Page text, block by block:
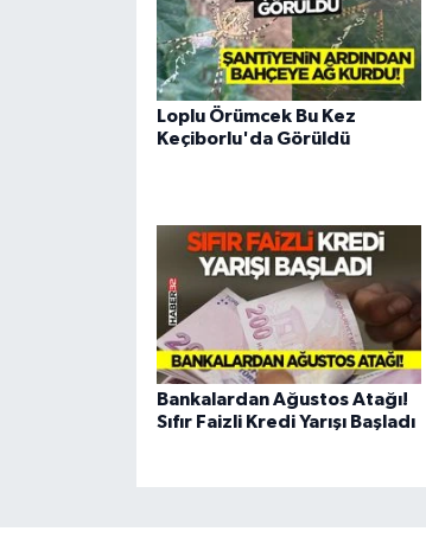
Loplu Örümcek Bu Kez
Keçiborlu'da Görüldü
Bankalardan Ağustos Atağı!
Sıfır Faizli Kredi Yarışı Başladı